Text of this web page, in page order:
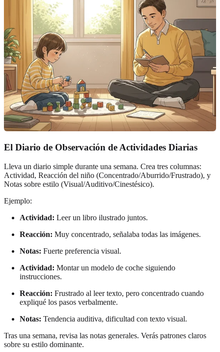
El Diario de Observación de Actividades Diarias
Lleva un diario simple durante una semana. Crea tres columnas:
Actividad, Reacción del niño (Concentrado/Aburrido/Frustrado), y
Notas sobre estilo (Visual/Auditivo/Cinestésico).
Ejemplo:
Actividad: Leer un libro ilustrado juntos.
Reacción: Muy concentrado, señalaba todas las imágenes.
Notas: Fuerte preferencia visual.
Actividad: Montar un modelo de coche siguiendo
instrucciones.
Reacción: Frustrado al leer texto, pero concentrado cuando
expliqué los pasos verbalmente.
Notas: Tendencia auditiva, dificultad con texto visual.
Tras una semana, revisa las notas generales. Verás patrones claros
sobre su estilo dominante.